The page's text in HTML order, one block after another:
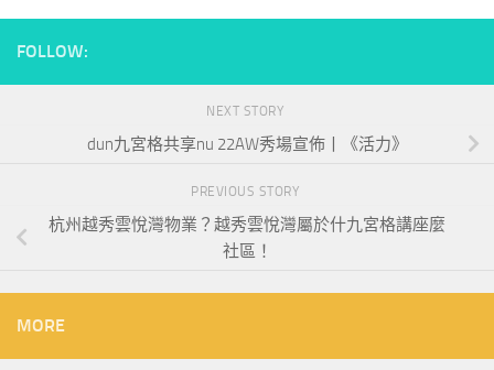
FOLLOW:
NEXT STORY
dun九宮格共享nu 22AW秀場宣佈丨《活力》
PREVIOUS STORY
杭州越秀雲悅灣物業？越秀雲悅灣屬於什九宮格講座麼
社區！
MORE